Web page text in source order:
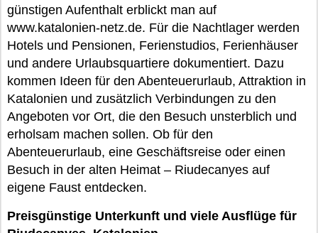
günstigen Aufenthalt erblickt man auf
www.katalonien-netz.de. Für die Nachtlager werden
Hotels und Pensionen, Ferienstudios, Ferienhäuser
und andere Urlaubsquartiere dokumentiert. Dazu
kommen Ideen für den Abenteuerurlaub, Attraktion in
Katalonien und zusätzlich Verbindungen zu den
Angeboten vor Ort, die den Besuch unsterblich und
erholsam machen sollen. Ob für den
Abenteuerurlaub, eine Geschäftsreise oder einen
Besuch in der alten Heimat – Riudecanyes auf
eigene Faust entdecken.
Preisgünstige Unterkunft und viele Ausflüge für